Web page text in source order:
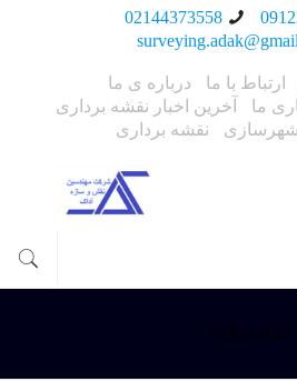
02144373558
ارتباط با ما
درباره ی ما
ما
آخرین اخبار نقشه برداری
شهرسازی نقشه برداری
نمایشگاه